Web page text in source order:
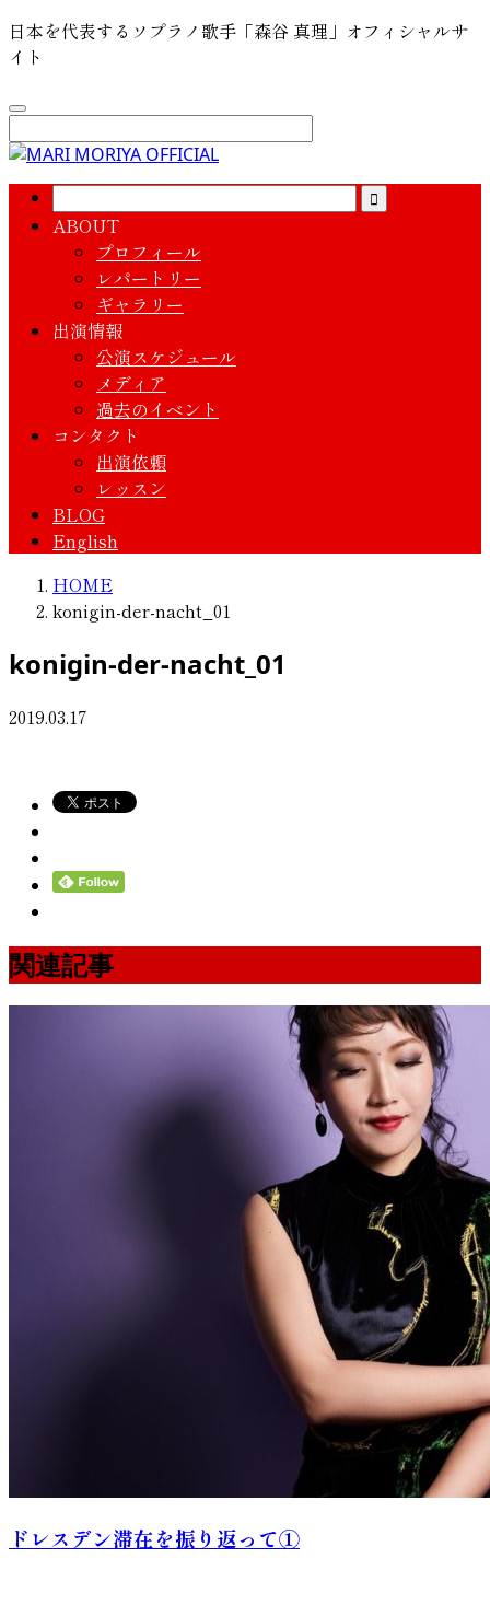
日本を代表するソプラノ歌手「森谷 真理」オフィシャルサ
イト
ABOUT
プロフィール
レパートリー
ギャラリー
出演情報
公演スケジュール
メディア
過去のイベント
コンタクト
出演依頼
レッスン
BLOG
English
HOME
konigin-der-nacht_01
konigin-der-nacht_01
2019.03.17
関連記事
ドレスデン滞在を振り返って①